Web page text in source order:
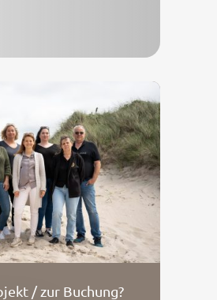
/ zur Buchung?